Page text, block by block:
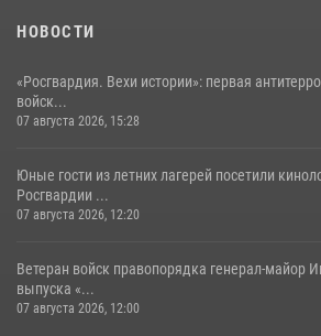
НОВОСТИ
«Росгвардия. Вехи истории»: первая
войск...
07 августа 2026, 15:28
Юные гости из летних лагерей посетили
Росгвардии ...
07 августа 2026, 12:20
Ветеран войск правопорядка генерал-майор
выпуска «...
07 августа 2026, 12:00